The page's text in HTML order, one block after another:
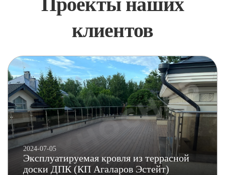
клиентов
2024-07-05
Эксплуатируемая кровля из террасной
доски ДПК (КП Агаларов Эстейт)